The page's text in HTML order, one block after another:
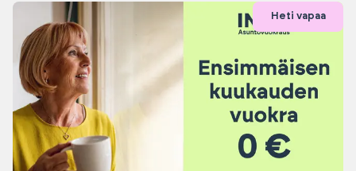
Heti vapaa